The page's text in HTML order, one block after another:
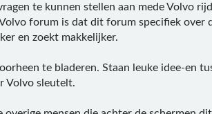
te kunnen stellen aan mede Volvo
forum is dat dit forum specifiek over
en zoekt makkelijker.
te bladeren. Staan leuke idee-en
Volvo sleutelt.